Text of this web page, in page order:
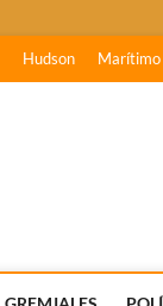
Hudson Marítimo